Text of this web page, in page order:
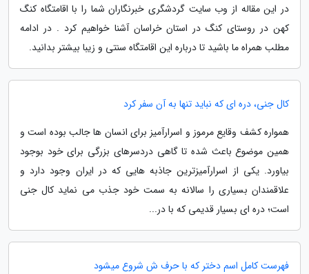
در این مقاله از وب سایت گردشگری خبرنگاران شما را با اقامتگاه کنگ
کهن در روستای کنگ در استان خراسان آشنا خواهیم کرد . در ادامه
مطلب همراه ما باشید تا درباره این اقامتگاه سنتی و زیبا بیشتر بدانید.
کال جنی، دره ای که نباید تنها به آن سفر کرد
همواره کشف وقایع مرموز و اسرارآمیز برای انسان ها جالب بوده است و
همین موضوع باعث شده تا گاهی دردسرهای بزرگی برای خود بوجود
بیاورد. یکی از اسرارآمیزترین جاذبه هایی که در ایران وجود دارد و
علاقمندان بسیاری را سالانه به سمت خود جذب می نماید کال جنی
است؛ دره ای بسیار قدیمی که با در...
فهرست کامل اسم دختر که با حرف ش شروع میشود